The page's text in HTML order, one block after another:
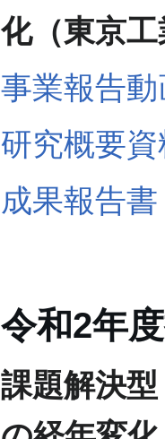
化（東京
事業報告
研究概要資
成果報告
令和2年
課題解決